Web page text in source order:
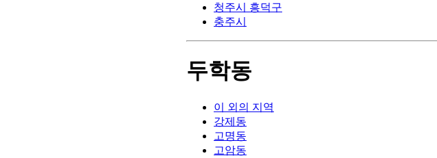
청주시 흥덕구
충주시
두학동
이 외의 지역
강제동
고명동
고암동